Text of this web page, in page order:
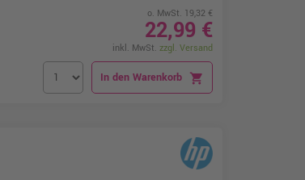
o. MwSt. 19,32 €
22,99 €
inkl. MwSt. zzgl. Versand
In den Warenkorb shopping_cart